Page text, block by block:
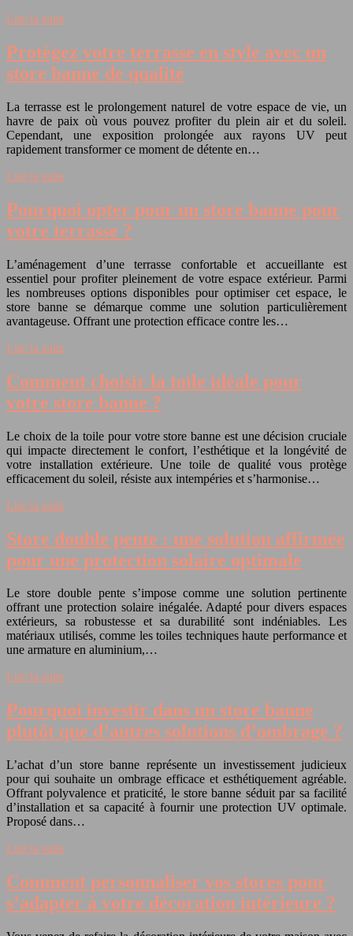
Lire la suite
Protégez votre terrasse en style avec un
store banne de qualité
La terrasse est le prolongement naturel de votre espace de vie, un
havre de paix où vous pouvez profiter du plein air et du soleil.
Cependant, une exposition prolongée aux rayons UV peut
rapidement transformer ce moment de détente en…
Lire la suite
Pourquoi opter pour un store banne pour
votre terrasse ?
L’aménagement d’une terrasse confortable et accueillante est
essentiel pour profiter pleinement de votre espace extérieur. Parmi
les nombreuses options disponibles pour optimiser cet espace, le
store banne se démarque comme une solution particulièrement
avantageuse. Offrant une protection efficace contre les…
Lire la suite
Comment choisir la toile idéale pour
votre store banne ?
Le choix de la toile pour votre store banne est une décision cruciale
qui impacte directement le confort, l’esthétique et la longévité de
votre installation extérieure. Une toile de qualité vous protège
efficacement du soleil, résiste aux intempéries et s’harmonise…
Lire la suite
Store double pente : une solution affirmée
pour une protection solaire optimale
Le store double pente s’impose comme une solution pertinente
offrant une protection solaire inégalée. Adapté pour divers espaces
extérieurs, sa robustesse et sa durabilité sont indéniables. Les
matériaux utilisés, comme les toiles techniques haute performance et
une armature en aluminium,…
Lire la suite
Pourquoi investir dans un store banne
plutôt que d’autres solutions d’ombrage ?
L’achat d’un store banne représente un investissement judicieux
pour qui souhaite un ombrage efficace et esthétiquement agréable.
Offrant polyvalence et praticité, le store banne séduit par sa facilité
d’installation et sa capacité à fournir une protection UV optimale.
Proposé dans…
Lire la suite
Comment personnaliser vos stores pour
s’adapter à votre décoration intérieure ?